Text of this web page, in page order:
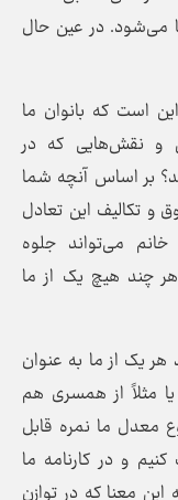
می‌شود. در عین حال
است که بانوان ما
و نقش‌هایی که در
بر اساس آنچه شما
و تکالیف این تعادل
می‌تواند جلوه
چند هیچ یک از ما
هر یک از ما به عنوان
از 20، نمره20 نگیریم یا مثلاً از همسری هم
معدل ما نمره قابل
و در کارنامه ما